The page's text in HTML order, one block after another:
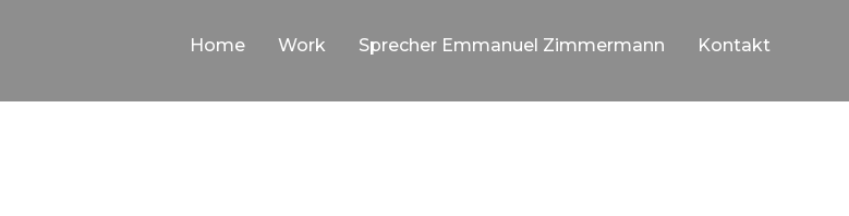
Home Work Sprecher Emmanuel Zimmermann Kontakt